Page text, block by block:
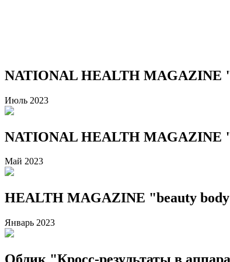
NATIONAL HEALTH MAGAZINE
Июль 2023
NATIONAL HEALTH MAGAZINE
Май 2023
HEALTH MAGAZINE "beauty
Январь 2023